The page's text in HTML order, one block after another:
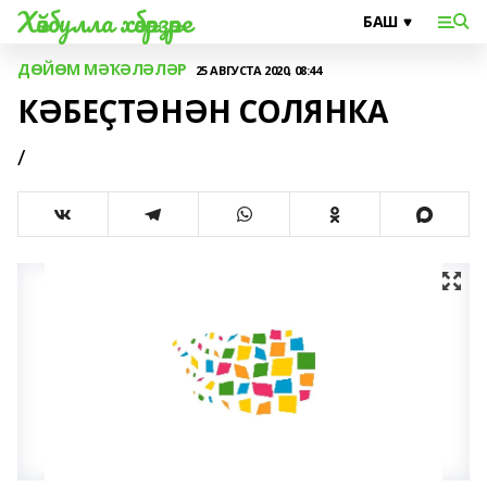
Хәйбулла хәбәрҙәре
ДӨЙӨМ МӘҠӘЛӘЛӘР 25 АВГУСТА 2020, 08:44
КӘБЕҪТӘНӘН СОЛЯНКА
/